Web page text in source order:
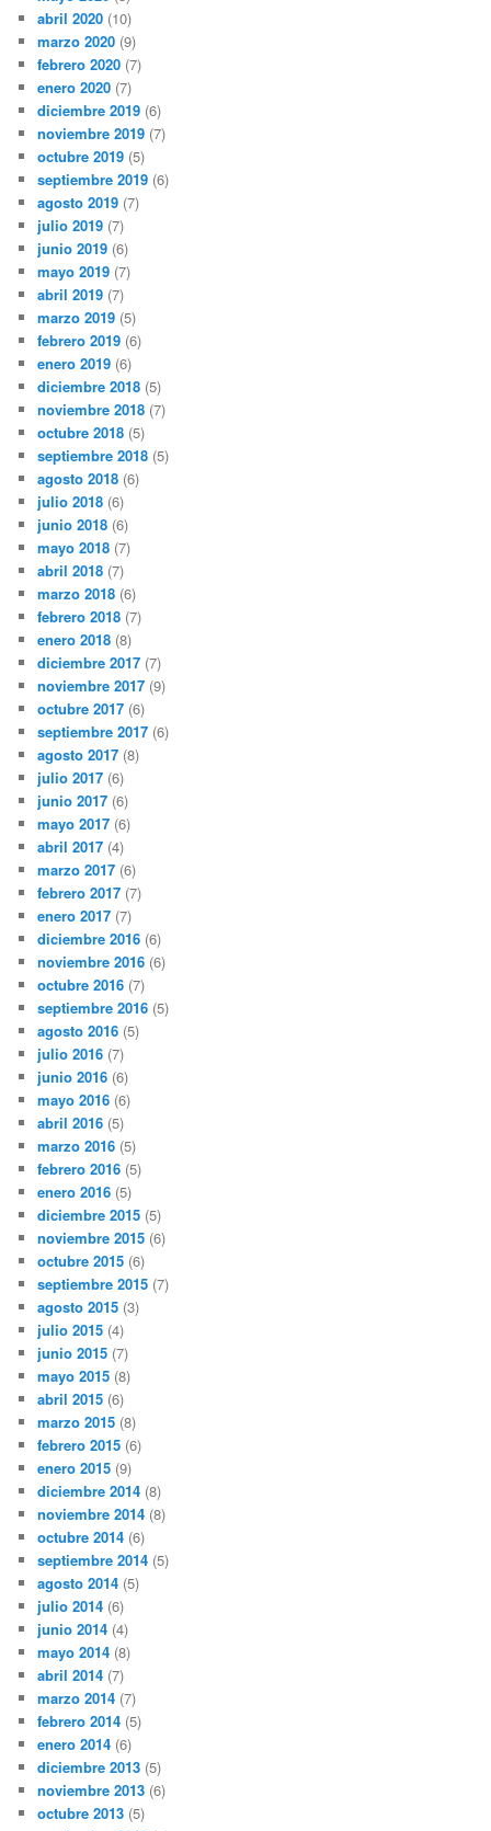
abril 2020 (10)
marzo 2020 (9)
febrero 2020 (7)
enero 2020 (7)
diciembre 2019 (6)
noviembre 2019 (7)
octubre 2019 (5)
septiembre 2019 (6)
agosto 2019 (7)
julio 2019 (7)
junio 2019 (6)
mayo 2019 (7)
abril 2019 (7)
marzo 2019 (5)
febrero 2019 (6)
enero 2019 (6)
diciembre 2018 (5)
noviembre 2018 (7)
octubre 2018 (5)
septiembre 2018 (5)
agosto 2018 (6)
julio 2018 (6)
junio 2018 (6)
mayo 2018 (7)
abril 2018 (7)
marzo 2018 (6)
febrero 2018 (7)
enero 2018 (8)
diciembre 2017 (7)
noviembre 2017 (9)
octubre 2017 (6)
septiembre 2017 (6)
agosto 2017 (8)
julio 2017 (6)
junio 2017 (6)
mayo 2017 (6)
abril 2017 (4)
marzo 2017 (6)
febrero 2017 (7)
enero 2017 (7)
diciembre 2016 (6)
noviembre 2016 (6)
octubre 2016 (7)
septiembre 2016 (5)
agosto 2016 (5)
julio 2016 (7)
junio 2016 (6)
mayo 2016 (6)
abril 2016 (5)
marzo 2016 (5)
febrero 2016 (5)
enero 2016 (5)
diciembre 2015 (5)
noviembre 2015 (6)
octubre 2015 (6)
septiembre 2015 (7)
agosto 2015 (3)
julio 2015 (4)
junio 2015 (7)
mayo 2015 (8)
abril 2015 (6)
marzo 2015 (8)
febrero 2015 (6)
enero 2015 (9)
diciembre 2014 (8)
noviembre 2014 (8)
octubre 2014 (6)
septiembre 2014 (5)
agosto 2014 (5)
julio 2014 (6)
junio 2014 (4)
mayo 2014 (8)
abril 2014 (7)
marzo 2014 (7)
febrero 2014 (5)
enero 2014 (6)
diciembre 2013 (5)
noviembre 2013 (6)
octubre 2013 (5)